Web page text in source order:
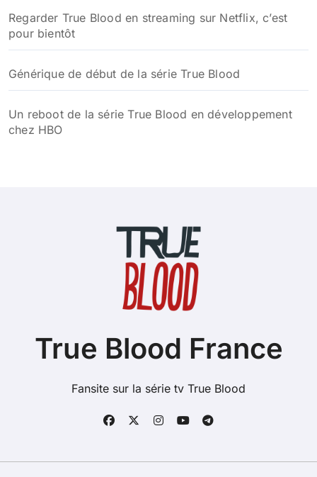
Regarder True Blood en streaming sur Netflix, c’est
pour bientôt
Générique de début de la série True Blood
Un reboot de la série True Blood en développement
chez HBO
True Blood France
Fansite sur la série tv True Blood